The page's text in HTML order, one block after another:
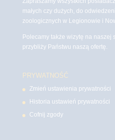
małych czy dużych, do
zoologicznych w Legionowie i
Polecamy także wizytę na naszej
przybliży Państwu naszą ofertę.
PRYWATNOŚĆ
Zmień ustawienia prywatności
Historia ustawień prywatności
Cofnij zgody